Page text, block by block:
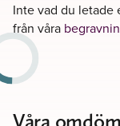
Inte vad du letade
från våra
Våra